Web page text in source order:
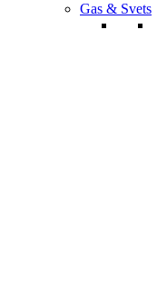
Gas & Svets